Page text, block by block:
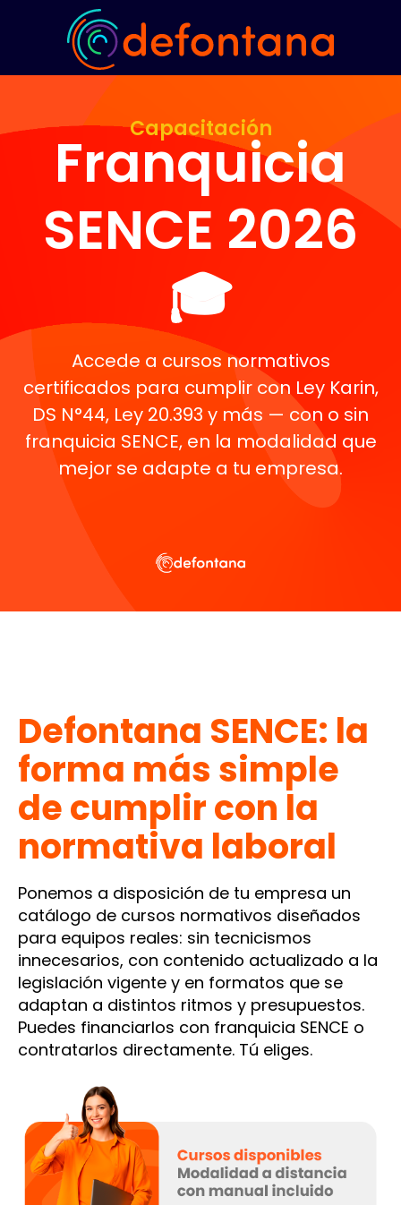
Capacitación
Franquicia
SENCE 2026
🎓
Accede a cursos normativos
certificados para cumplir con Ley Karin,
DS N°44, Ley 20.393 y más — con o sin
franquicia SENCE, en la modalidad que
mejor se adapte a tu empresa.
Defontana SENCE: la
forma más simple
de cumplir con la
normativa laboral
Ponemos a disposición de tu empresa un
catálogo de cursos normativos diseñados
para equipos reales: sin tecnicismos
innecesarios, con contenido actualizado a la
legislación vigente y en formatos que se
adaptan a distintos ritmos y presupuestos.
Puedes financiarlos con franquicia SENCE o
contratarlos directamente. Tú eliges.